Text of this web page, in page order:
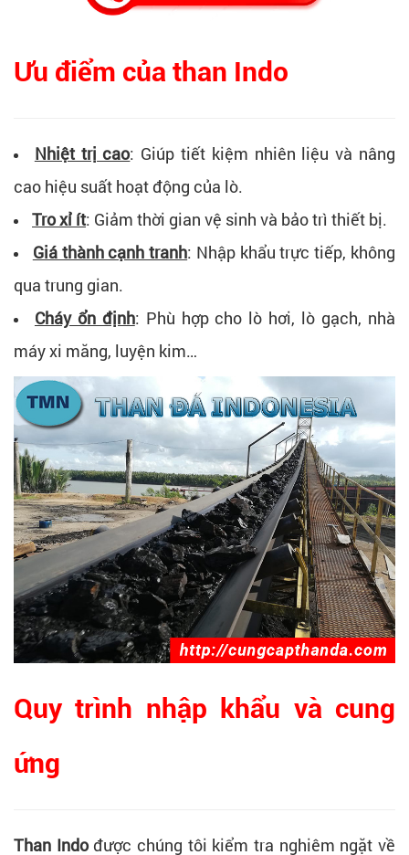
Ưu điểm của than Indo
Nhiệt trị cao: Giúp tiết kiệm nhiên liệu và nâng
cao hiệu suất hoạt động của lò.
Tro xỉ ít: Giảm thời gian vệ sinh và bảo trì thiết bị.
Giá thành cạnh tranh: Nhập khẩu trực tiếp, không
qua trung gian.
Cháy ổn định: Phù hợp cho lò hơi, lò gạch, nhà
máy xi măng, luyện kim…
Quy trình nhập khẩu và cung
ứng
Than Indođược chúng tôi kiểm tra nghiêm ngặt về